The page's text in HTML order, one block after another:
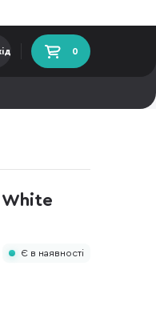
0
Є в наявності